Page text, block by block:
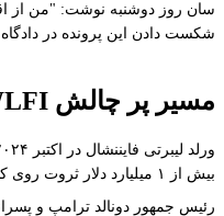
سان روز دوشنبه نوشت: "من از
شکست دادن این پرونده در
مسیر پر چالش WLFI
بیش از ۱ میلیارد دلار ثروت روی کاغذ ایجاد کرده است.
رئیس جمهور دونالد ترامپ و